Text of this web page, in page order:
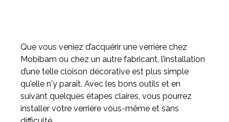
Inspirez-vous du catalogue
Personnalisez nos modèles pour créer le meuble qui vous
Que vous veniez d’acquérir une verrière chez
Mobibam ou chez un autre fabricant, l’installation
d’une telle cloison décorative est plus simple
qu'elle n'y paraît. Avec les bons outils et en
suivant quelques étapes claires, vous pourrez
installer votre verrière vous-même et sans